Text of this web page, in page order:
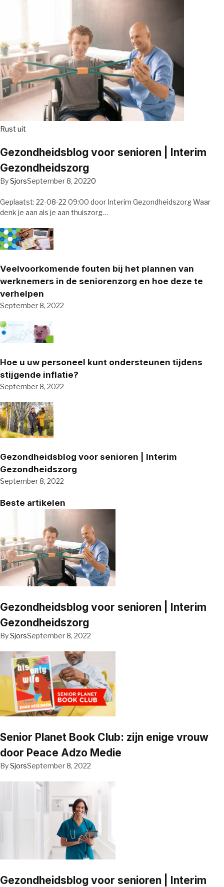
Rust uit
Gezondheidsblog voor senioren | Interim
Gezondheidszorg
BySjorsSeptember 8, 20220
Geplaatst: 22-08-22 09:00 door Interim Gezondheidszorg Waar
denk je aan als je aan thuiszorg…
Veelvoorkomende fouten bij het plannen van
werknemers in de seniorenzorg en hoe deze te
verhelpen
September 8, 2022
Hoe u uw personeel kunt ondersteunen tijdens
stijgende inflatie?
September 8, 2022
Gezondheidsblog voor senioren | Interim
Gezondheidszorg
September 8, 2022
Beste artikelen
Gezondheidsblog voor senioren | Interim
Gezondheidszorg
BySjorsSeptember 8, 2022
Senior Planet Book Club: zijn enige vrouw
door Peace Adzo Medie
BySjorsSeptember 8, 2022
Gezondheidsblog voor senioren | Interim